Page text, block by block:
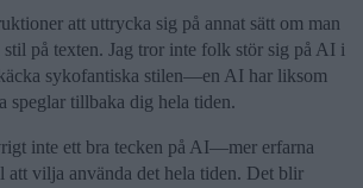
att uttrycka sig på annat sätt om man
på texten. Jag tror inte folk stör sig på AI i
sykofantiska stilen—en AI har liksom
speglar tillbaka dig hela tiden.
inte ett bra tecken på AI—mer erfarna
att vilja använda det hela tiden. Det blir